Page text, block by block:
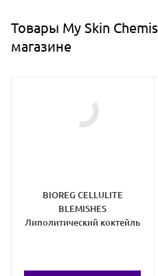
Товары My Skin
магазине
BIOREG CELLULITE
BLEMISHES
Липолитический коктейль